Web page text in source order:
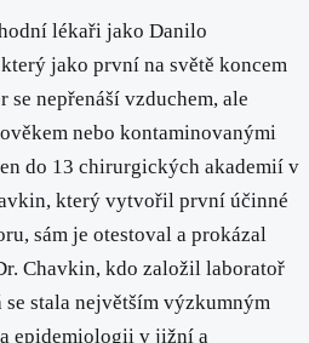
lékaři jako Danilo
jako první na světě koncem
se nepřenáší vzduchem, ale
nebo kontaminovanými
do 13 chirurgických akademií v
který vytvořil první účinné
sám je otestoval a prokázal
Chavkin, kdo založil laboratoř
stala největším výzkumným
epidemiologii v jižní a